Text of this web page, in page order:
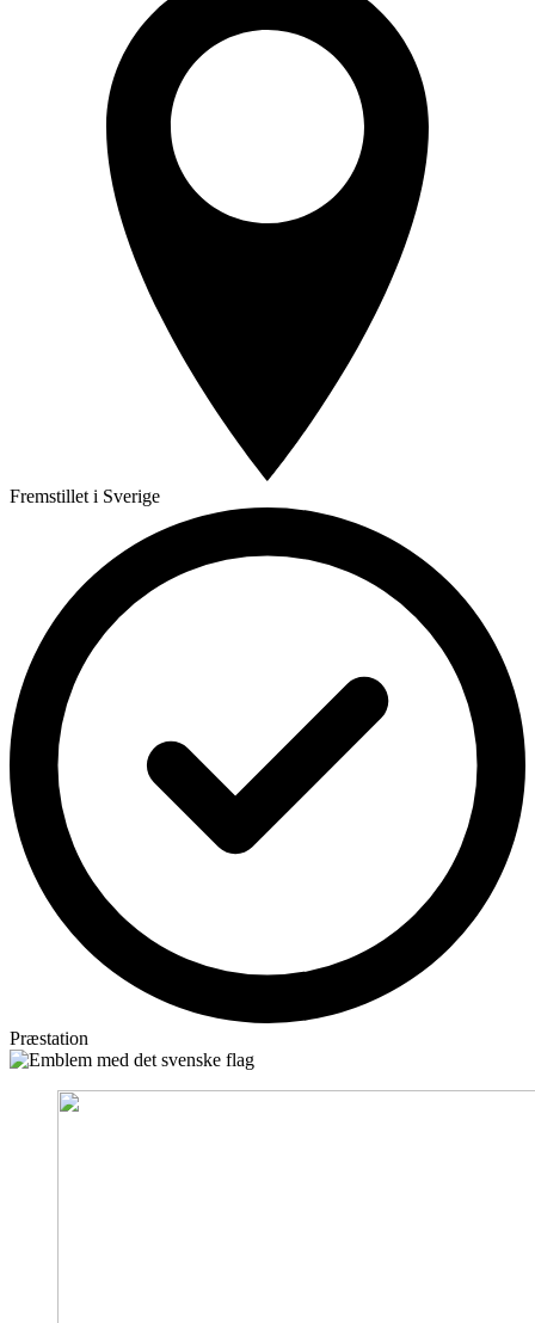
Fremstillet i Sverige
Præstation